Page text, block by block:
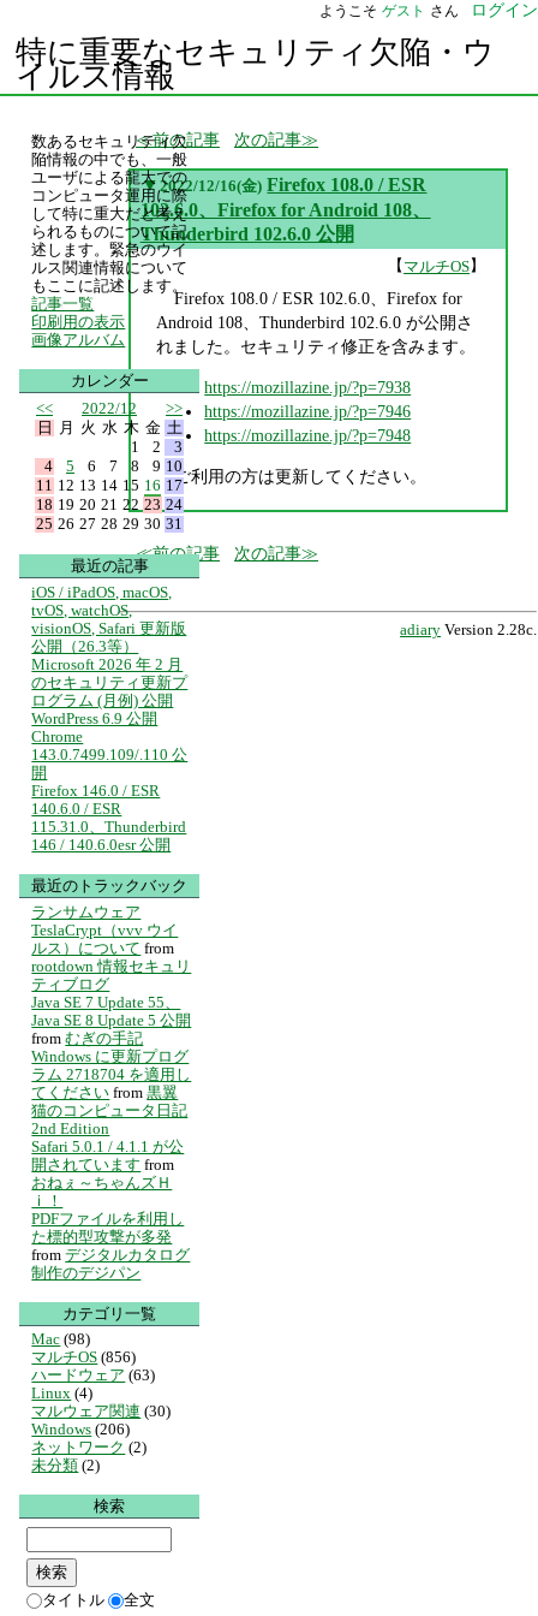
ようこそ ゲスト さん ログイン
特に重要なセキュリティ欠陥・ウ
イルス情報
前の記事 次の記事
▼ 2022/12/16(金) Firefox 108.0 / ESR
102.6.0、Firefox for Android 108、
Thunderbird 102.6.0 公開
【マルチOS】
Firefox 108.0 / ESR 102.6.0、Firefox for
Android 108、Thunderbird 102.6.0 が公開さ
れました。セキュリティ修正を含みます。
https://mozillazine.jp/?p=7938
https://mozillazine.jp/?p=7946
https://mozillazine.jp/?p=7948
ご利用の方は更新してください。
前の記事 次の記事
adiary Version 2.28c.
数あるセキュリティ欠
陥情報の中でも、一般
ユーザによる龍大での
コンピュータ運用に際
して特に重大だと考え
られるものについて記
述します。緊急のウイ
ルス関連情報について
もここに記述します。
記事一覧
印刷用の表示
画像アルバム
カレンダー
<<
2022/12
>>
日
月 火 水 木 金 土
1
2
3
4
5 6 7 8 9 10
11 12 13 14 15 16 17
18 19 20 21 22 23 24
25 26 27 28 29 30 31
最近の記事
iOS / iPadOS, macOS,
tvOS, watchOS,
visionOS, Safari 更新版
公開（26.3等）
Microsoft 2026 年 2 月
のセキュリティ更新プ
ログラム (月例) 公開
WordPress 6.9 公開
Chrome
143.0.7499.109/.110 公
開
Firefox 146.0 / ESR
140.6.0 / ESR
115.31.0、Thunderbird
146 / 140.6.0esr 公開
最近のトラックバック
ランサムウェア
TeslaCrypt（vvv ウイ
ルス）について from
rootdown 情報セキュリ
ティブログ
Java SE 7 Update 55、
Java SE 8 Update 5 公開
from むぎの手記
Windows に更新プログ
ラム 2718704 を適用し
てください from 黒翼
猫のコンピュータ日記
2nd Edition
Safari 5.0.1 / 4.1.1 が公
開されています from
おねぇ～ちゃんズＨ
ｉ！
PDFファイルを利用し
た標的型攻撃が多発
from デジタルカタログ
制作のデジパン
カテゴリ一覧
Mac (98)
マルチOS (856)
ハードウェア (63)
Linux (4)
マルウェア関連 (30)
Windows (206)
ネットワーク (2)
未分類 (2)
検索
タイトル 全文